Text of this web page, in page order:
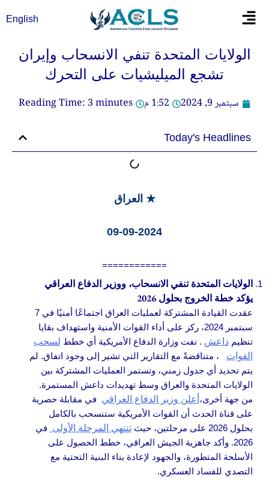
Flyout
English
الولايات المتحدة تنفي الانسحاب وإيران
تشجع الميليشيات على التحرك
سبتمبر 9, 2024
1:52 م Reading Time: 3minutes
Today's Headlines
★ العراق
09-09-2024
============
الولايات المتحدة تنفي الانسحاب، ووزير الدفاع العراقي
يؤكد خطة الخروج بحلول 2026
عقدت القيادة المشتركة لعمليات العراق اجتماعًا أمنيًا في 7
سبتمبر 2024، ركز على أداء القوات الأمنية واستهداف بقايا
تنظيمداعش . نفت وزارة الدفاع الأمريكية أي خطط لسحب
القوات ، متناقضةً مع التقارير التي تشير إلى وجود اتفاق. لم
يتم تحديد أي جدول زمني، وتستمر العمليات المشتركة بين
الولايات المتحدة والعراق وسط تهديدات داعش المستمرة.
من جهة أخرى، أعلن وزير الدفاع العراقي في مقابلة حصرية
على قناة الحدث أن القوات الأمريكية ستنسحب بالكامل
بحلول 2026 على مرحلتين، حيث
تنتهي المرحلة الأولى في
2026. وأكد جاهزية الجيش العراقي، خطط الحصول على
الأسلحة المتطورة، والجهود لإعادة بناء البنية التحتية مع
التصدي للفساد العسكري.